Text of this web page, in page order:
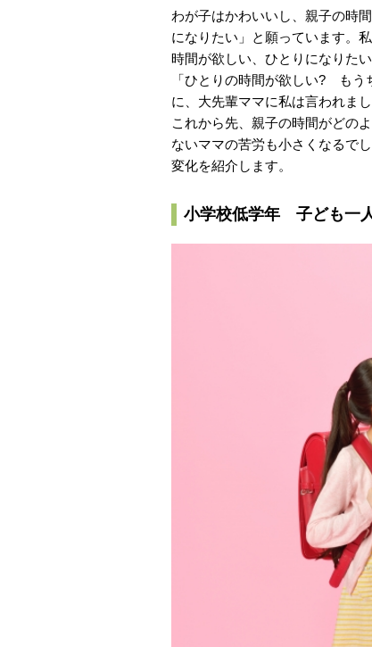
わが子はかわいいし、親子の時
になりたい」と願っています。
時間が欲しい、ひとりになりた
「ひとりの時間が欲しい? もう
に、大先輩ママに私は言われま
これから先、親子の時間がどの
ないママの苦労も小さくなるで
変化を紹介します。
小学校低学年 子ども一